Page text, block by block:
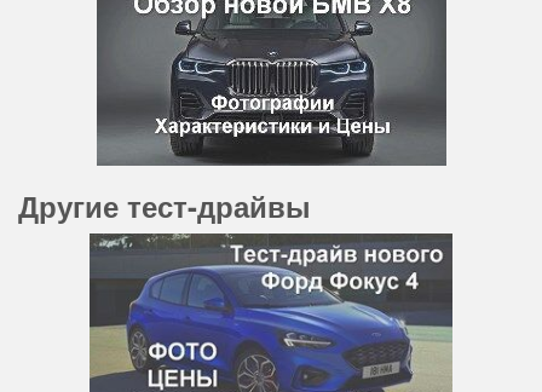
Другие тест-драйвы